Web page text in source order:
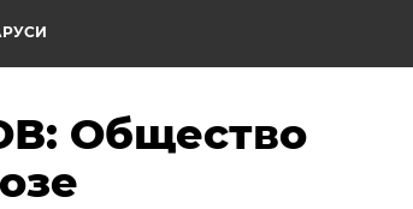
Общество